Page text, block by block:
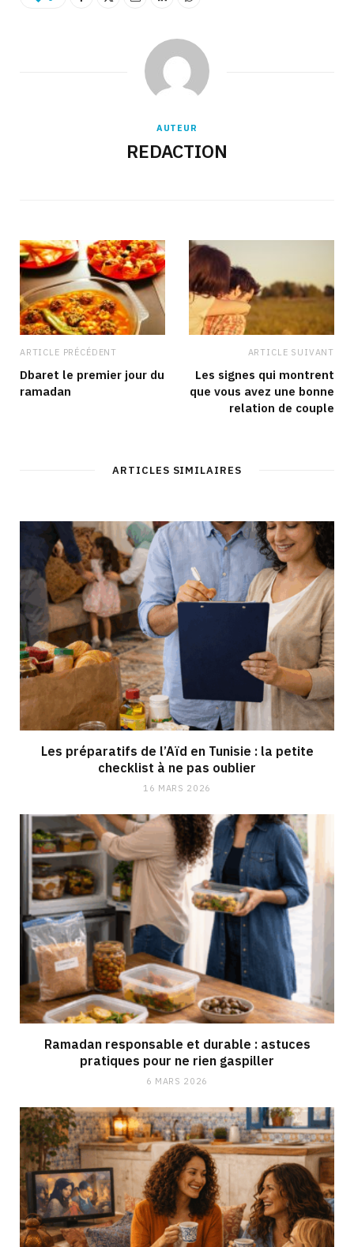
AUTEUR
REDACTION
ARTICLE PRÉCÉDENT
Dbaret le premier jour du
ramadan
ARTICLE SUIVANT
Les signes qui montrent
que vous avez une bonne
relation de couple
ARTICLES SIMILAIRES
Les préparatifs de l’Aïd en Tunisie : la petite
checklist à ne pas oublier
16 MARS 2026
Ramadan responsable et durable : astuces
pratiques pour ne rien gaspiller
6 MARS 2026